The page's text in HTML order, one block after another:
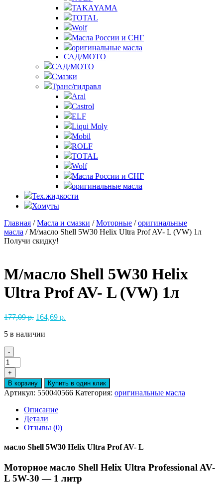
TAKAYAMA
TOTAL
Wolf
Масла России и СНГ
оригинальные масла
САД/МОТО
САД/МОТО
Смазки
Транс/гидравл
Aral
Castrol
ELF
Liqui Moly
Mobil
ROLF
TOTAL
Wolf
Масла России и СНГ
оригинальные масла
Тех.жидкости
Хомуты
Главная /Масла и смазки /Моторные /оригинальные
масла / М/масло Shell 5W30 Helix Ultra Prof AV- L (VW) 1л
Получи скидку!
М/масло Shell 5W30 Helix
Ultra Prof AV- L (VW) 1л
177,09р. Первоначальная
составляла
164,69 р.
5 в наличии
-
Количество
товара
М/
масло
Shell
L
1л
+
В корзину
Купить в один клик
Артикул: 550040566 Категория: оригинальные масла
Описание
Детали
Отзывы (0)
масло Shell 5W30 Helix Ultra Prof AV- L
Моторное масло Shell Helix Ultra Professional AV-
L 5W-30 — 1 литр